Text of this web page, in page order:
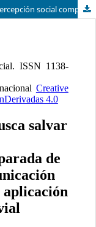
Cuando la publicidad busca salvar vidas: Percepción social comparada de las campañas de comunicación sobre salud pública y su aplicación en la seguridad vial